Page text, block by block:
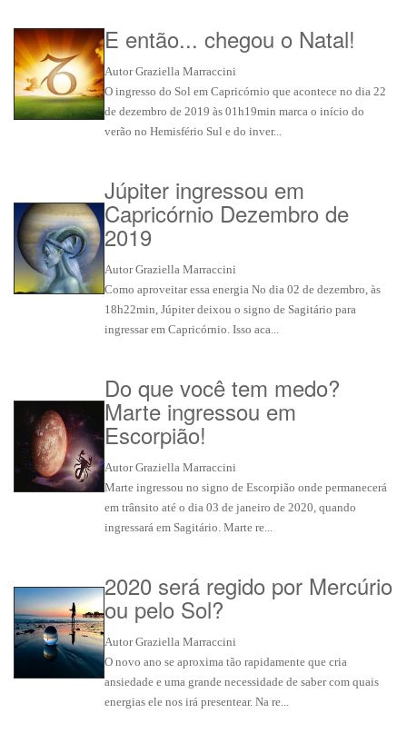
E então... chegou o Natal!
Autor Graziella Marraccini
O ingresso do Sol em Capricórnio que acontece no dia 22
de dezembro de 2019 às 01h19min marca o início do
verão no Hemisfério Sul e do inver...
Júpiter ingressou em
Capricórnio Dezembro de
2019
Autor Graziella Marraccini
Como aproveitar essa energia No dia 02 de dezembro, às
18h22min, Júpiter deixou o signo de Sagitário para
ingressar em Capricórnio. Isso aca...
Do que você tem medo?
Marte ingressou em
Escorpião!
Autor Graziella Marraccini
Marte ingressou no signo de Escorpião onde permanecerá
em trânsito até o dia 03 de janeiro de 2020, quando
ingressará em Sagitário. Marte re...
2020 será regido por Mercúrio
ou pelo Sol?
Autor Graziella Marraccini
O novo ano se aproxima tão rapidamente que cria
ansiedade e uma grande necessidade de saber com quais
energias ele nos irá presentear. Na re...